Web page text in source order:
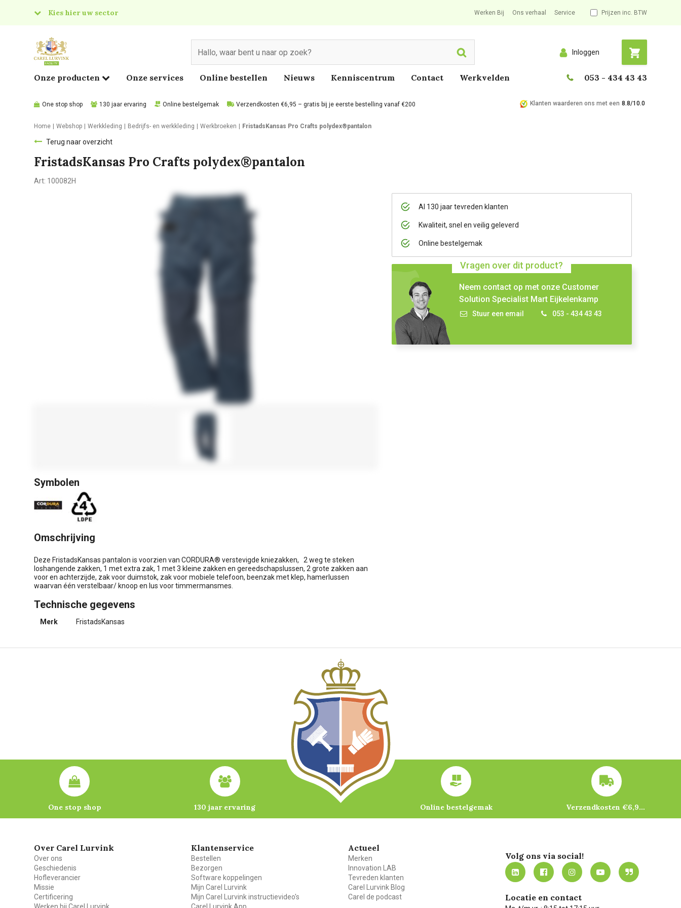
Kies hier uw sector
Food
Werken Bij Ons verhaal Service Prijzen inc. BTW
Search Inloggen
Onze producten Onze services Online bestellen Nieuws Kenniscentrum Contact Werkvelden 053 - 434 43 43
One stop shop 130 jaar ervaring Online bestelgemak Verzendkosten €6,95 – gratis bij je eerste bestelling vanaf €200 Klanten waarderen ons met een 8.8/10.0
Home Webshop Werkkleding Bedrijfs- en werkkleding Werkbroeken FristadsKansas Pro Crafts polydex®pantalon
Terug naar overzicht
FristadsKansas Pro Crafts polydex®pantalon
Art: 100082H
Al 130 jaar tevreden klanten
Kwaliteit, snel en veilig geleverd
Online bestelgemak
Vragen over dit product?
Neem contact op met onze Customer
Solution Specialist Mart Eijkelenkamp
Stuur een email 053 - 434 43 43
Symbolen
Omschrijving
Deze FristadsKansas pantalon is voorzien van CORDURA® verstevigde kniezakken, 2 weg te steken
loshangende zakken, 1 met extra zak, 1 met 3 kleine zakken en gereedschapslussen, 2 grote zakken aan
voor en achterzijde, zak voor duimstok, zak voor mobiele telefoon, beenzak met klep, hamerlussen
waarvan één verstelbaar/ knoop en lus voor timmermansmes.
Technische gegevens
Merk FristadsKansas
One stop shop 130 jaar ervaring Online bestelgemak Verzendkosten €6,95 – gratis bij je eerste bestelling vanaf €200
Over Carel Lurvink
Over ons
Geschiedenis
Hofleverancier
Missie
Certificering
Klantenservice
Bestellen
Bezorgen
Software koppelingen
Mijn Carel Lurvink
Mijn Carel Lurvink instructievideo's
Actueel
Merken
Innovation LAB
Tevreden klanten
Carel Lurvink Blog
Carel de podcast
Volg ons via social!
Locatie en contact